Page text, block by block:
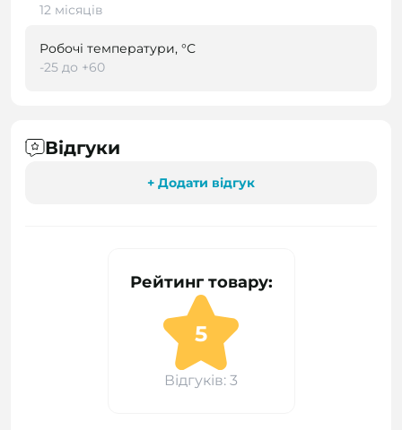
12 місяців
Робочі температури, °С
-25 до +60
Відгуки
+ Додати відгук
Рейтинг товару:
5
Відгуків: 3